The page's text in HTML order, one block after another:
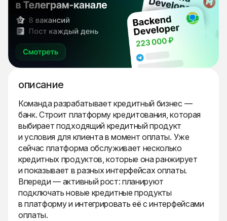
описание
Команда разрабатывает кредитный бизнес —
банк. Строит платформу кредитования, которая
выбирает подходящий кредитный продукт
и условия для клиента в момент оплаты. Уже
сейчас платформа обслуживает несколько
кредитных продуктов, которые она ранжирует
и показывает в разных интерфейсах оплаты.
Впереди — активный рост: планируют
подключать новые кредитные продукты
в платформу и интегрировать её с интерфейсами
оплаты.